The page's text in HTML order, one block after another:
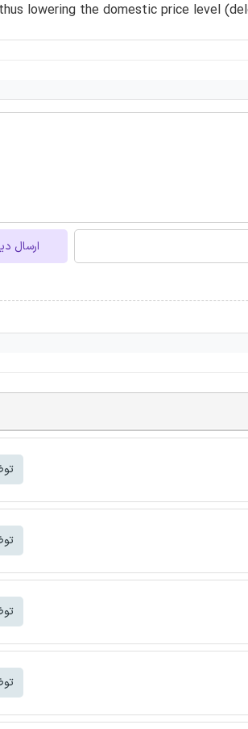
lowering the domestic price level
ارسال